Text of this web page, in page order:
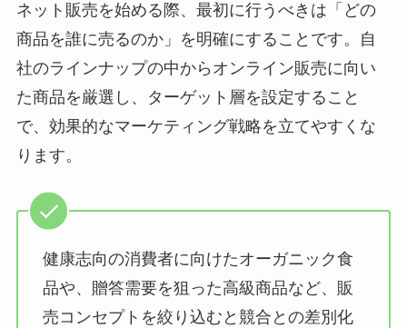
ネット販売を始める際、最初に行うべきは「どの
商品を誰に売るのか」を明確にすることです。自
社のラインナップの中からオンライン販売に向い
た商品を厳選し、ターゲット層を設定すること
で、効果的なマーケティング戦略を立てやすくな
ります。
健康志向の消費者に向けたオーガニック食
品や、贈答需要を狙った高級商品など、販
売コンセプトを絞り込むと競合との差別化